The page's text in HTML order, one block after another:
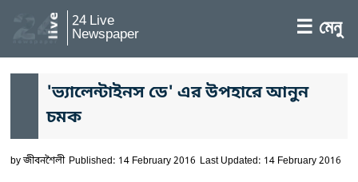
24 Live
Newspaper ☰ মেনু
'ভ্যালেন্টাইনস ডে' এর উপহারে আনুন
চমক
byজীবনশৈলী Published: 14 February 2016 Last Updated: 14 February 2016